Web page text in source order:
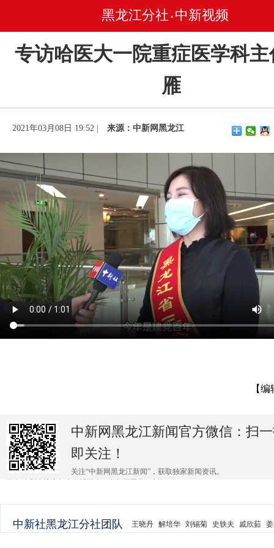
黑龙江分社 • 中新视频
专访哈医大一院重症医学科
雁
2021年03月08日 19:52 | 来源：中新网黑龙江
【
中新网黑龙江新闻官方微信：扫
即关注！
关注“中新网黑龙江新闻”，获取独家新闻资讯。
更多精彩请关注各大微博平台@中新网黑龙江新闻 。
中新社黑龙江分社团队 王晓丹 解培华 刘锡菊 史轶夫 戚欣茹